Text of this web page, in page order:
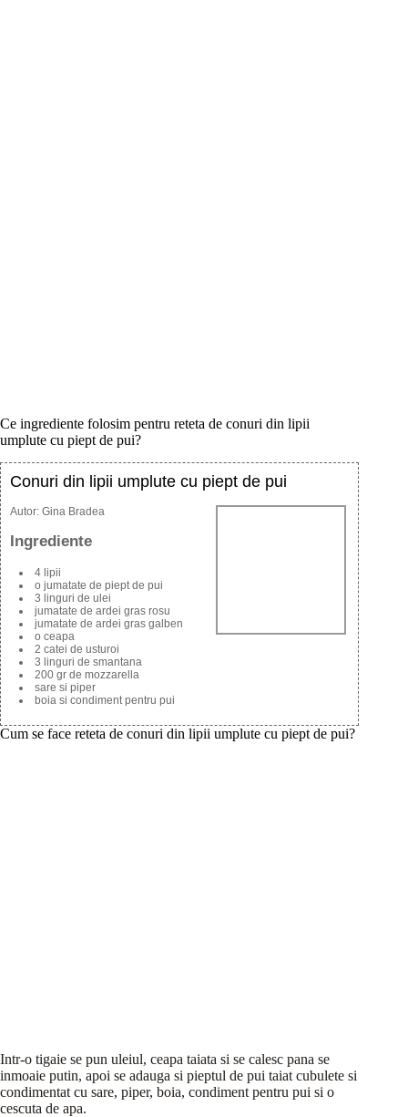
Ce ingrediente folosim pentru reteta de conuri din lipii
umplute cu piept de pui?
Conuri din lipii umplute cu piept de pui
Autor: Gina Bradea
Ingrediente
4 lipii
o jumatate de piept de pui
3 linguri de ulei
jumatate de ardei gras rosu
jumatate de ardei gras galben
o ceapa
2 catei de usturoi
3 linguri de smantana
200 gr de mozzarella
sare si piper
boia si condiment pentru pui
Cum se face reteta de conuri din lipii umplute cu piept de pui?
Intr-o tigaie se pun uleiul, ceapa taiata si se calesc pana se
inmoaie putin, apoi se adauga si pieptul de pui taiat cubulete si
condimentat cu sare, piper, boia, condiment pentru pui si o
cescuta de apa.